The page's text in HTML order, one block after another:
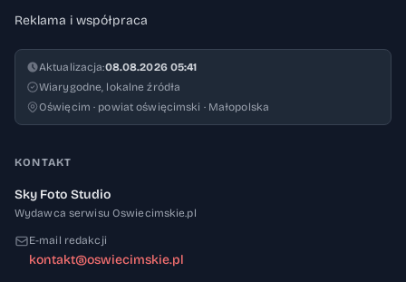
Reklama i współpraca
Aktualizacja:08.08.2026 05:41
Wiarygodne, lokalne źródła
Oświęcim · powiat oświęcimski · Małopolska
KONTAKT
Sky Foto Studio
Wydawca serwisu Oswiecimskie.pl
E-mail redakcji
kontakt@oswiecimskie.pl